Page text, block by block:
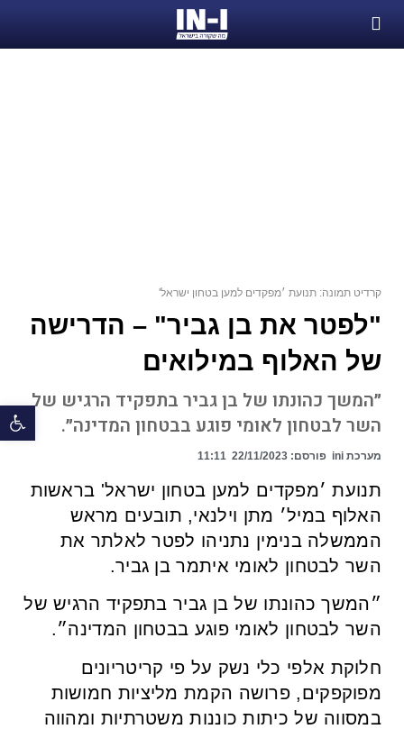
קרדיט תמונה: תנועת ׳מפקדים למען בטחון ישראל'
"לפטר את בן גביר" – הדרישה
של האלוף במילואים
״המשך כהונתו של בן גביר בתפקיד הרגיש של
השר לבטחון לאומי פוגע בבטחון המדינה״.
מערכת ini פורסם: 11:11
תנועת ׳מפקדים למען בטחון ישראל' בראשות
האלוף במיל׳ מתן וילנאי, תובעים מראש
הממשלה בנימין נתניהו לפטר לאלתר את
השר לבטחון לאומי איתמר בן גביר.
״המשך כהונתו של בן גביר בתפקיד הרגיש של
השר לבטחון לאומי פוגע בבטחון המדינה״.
חלוקת אלפי כלי נשק על פי קריטריונים
מפוקפקים, פרושה הקמת מליציות חמושות
במסווה של כיתות כוננות משטרתיות ומהווה